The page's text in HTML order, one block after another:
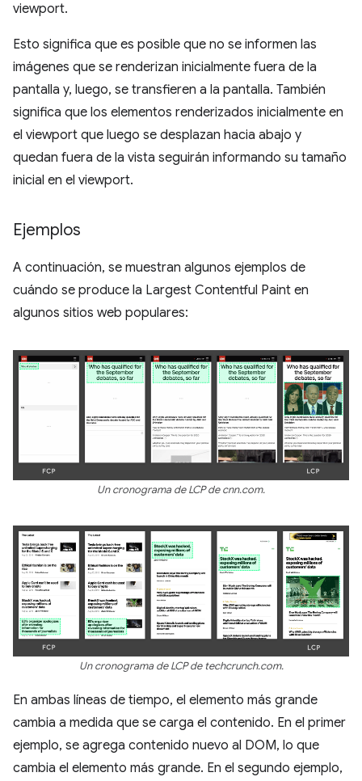
viewport.
Esto significa que es posible que no se informen las
imágenes que se renderizan inicialmente fuera de la
pantalla y, luego, se transfieren a la pantalla. También
significa que los elementos renderizados inicialmente en
el viewport que luego se desplazan hacia abajo y
quedan fuera de la vista seguirán informando su tamaño
inicial en el viewport.
Ejemplos
A continuación, se muestran algunos ejemplos de
cuándo se produce la Largest Contentful Paint en
algunos sitios web populares:
Un cronograma de LCP de cnn.com.
Un cronograma de LCP de techcrunch.com.
En ambas líneas de tiempo, el elemento más grande
cambia a medida que se carga el contenido. En el primer
ejemplo, se agrega contenido nuevo al DOM, lo que
cambia el elemento más grande. En el segundo ejemplo,